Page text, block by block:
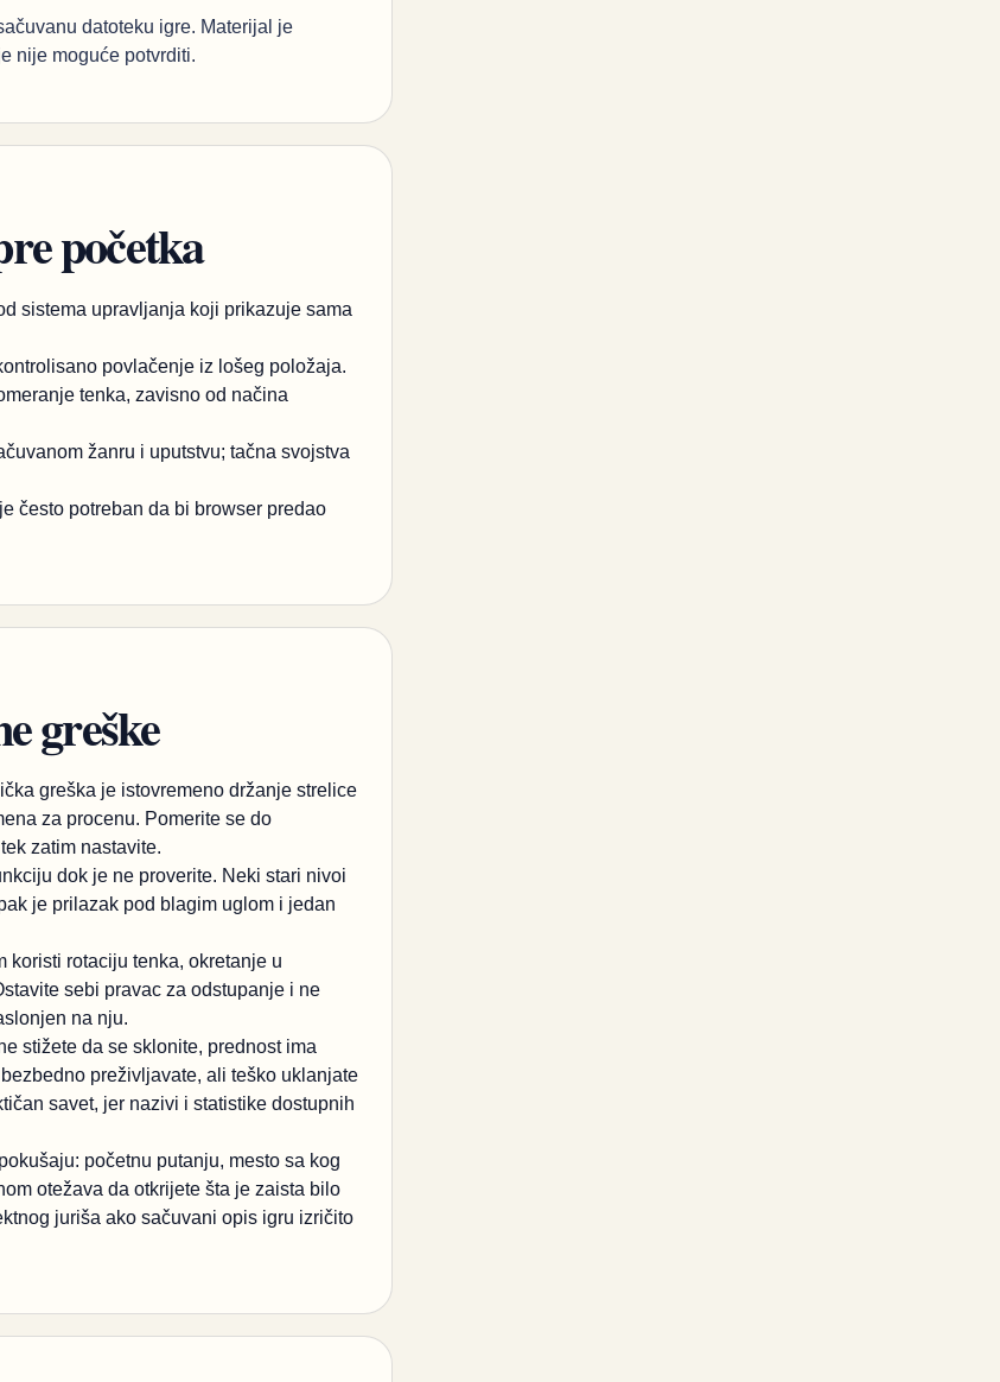
datoteku igre. Materijal je
nije moguće potvrditi.
početka
sistema upravljanja koji prikazuje sama
povlačenje iz lošeg položaja.
tenka, zavisno od načina
žanru i uputstvu; tačna svojstva
često potreban da bi browser predao
greške
greška je istovremeno držanje strelice
za procenu. Pomerite se do
zatim nastavite.
dok je ne proverite. Neki stari nivoi
je prilazak pod blagim uglom i jedan
koristi rotaciju tenka, okretanje u
sebi pravac za odstupanje i ne
na nju.
stižete da se sklonite, prednost ima
preživljavate, ali teško uklanjate
savet, jer nazivi i statistike dostupnih
početnu putanju, mesto sa kog
otežava da otkrijete šta je zaista bilo
juriša ako sačuvani opis igru izričito